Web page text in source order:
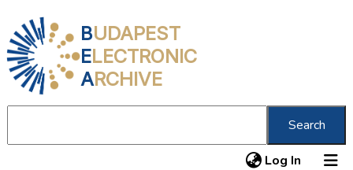
BUDAPEST
ELECTRONIC
ARCHIVE
Search
Log In (current)